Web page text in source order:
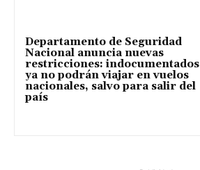
Departamento de Seguridad
Nacional anuncia nuevas
restricciones: indocumentados
ya no podrán viajar en vuelos
nacionales, salvo para salir del
país